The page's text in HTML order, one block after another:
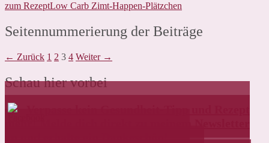
zum RezeptLow Carb Zimt-Happen-Plätzchen
Seitennummerierung der Beiträge
← Zurück 1 2 3 4 Weiter →
Schau hier vorbei